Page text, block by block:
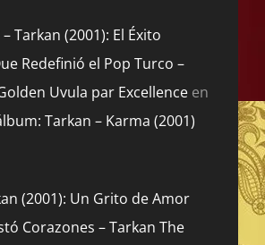
Tarkan (2001): El Éxito
Redefinió el Pop Turco –
Uvula par Excellence en
Tarkan – Karma (2001)
(2001): Un Grito de Amor
Corazones – Tarkan The